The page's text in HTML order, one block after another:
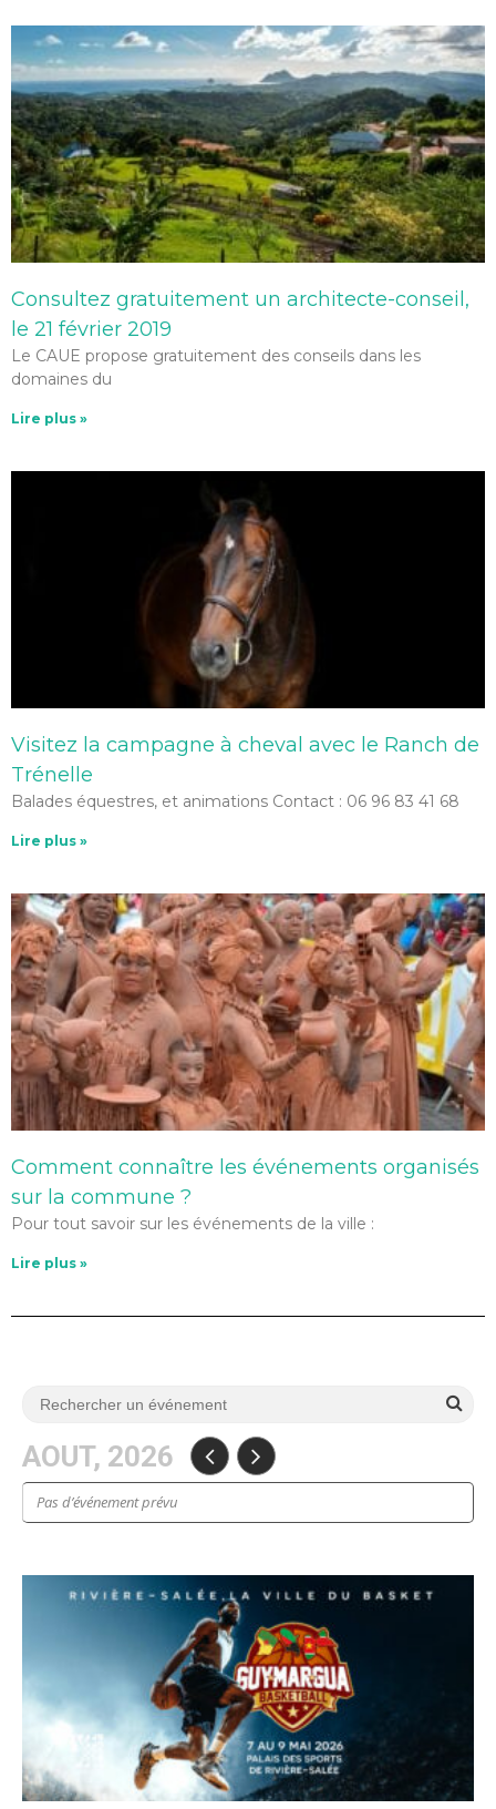
Consultez gratuitement un architecte-conseil,
le 21 février 2019
Le CAUE propose gratuitement des conseils dans les
domaines du
Lire plus »
Visitez la campagne à cheval avec le Ranch de
Trénelle
Balades équestres, et animations Contact : 06 96 83 41 68
Lire plus »
Comment connaître les événements organisés
sur la commune ?
Pour tout savoir sur les événements de la ville :
Lire plus »
AOUT, 2026
Pas d’événement prévu